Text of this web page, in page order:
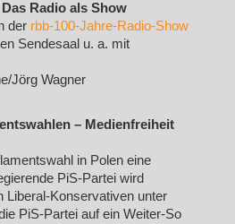
Radio als Show
der rbb-100-Jahre-Radio-Show
Sendesaal u. a. mit
Jörg Wagner
– Medienfreiheit
in Polen eine
PiS-Partei wird
Liberal-Konservativen unter
PiS-Partei auf ein Weiter-So